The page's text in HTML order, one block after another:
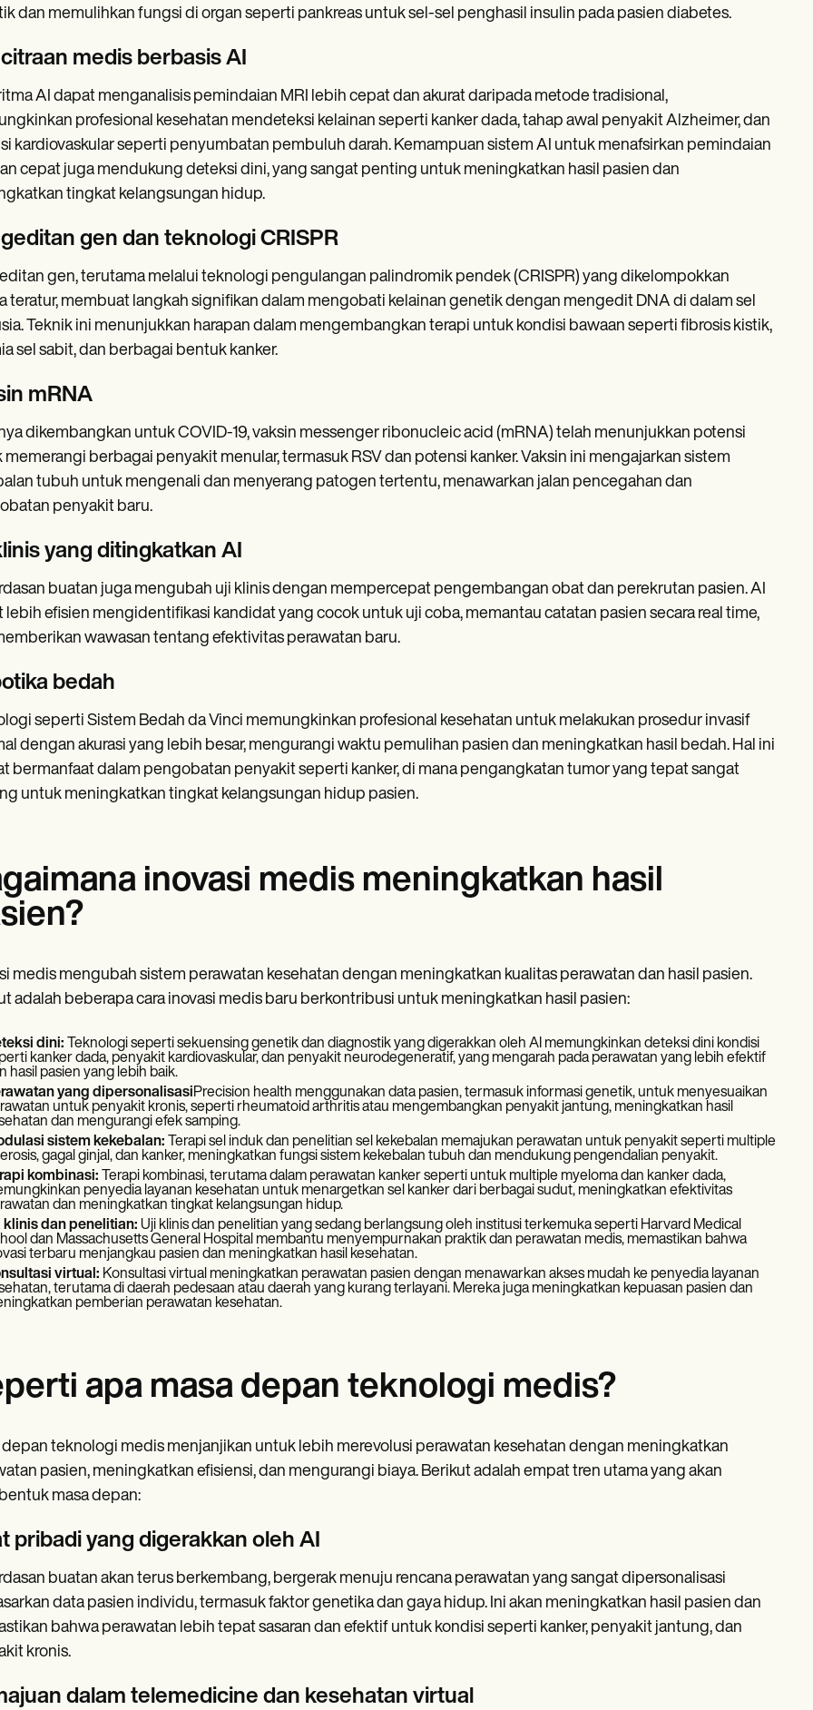
dan memulihkan fungsi di organ seperti pankreas untuk sel-sel penghasil insulin pada pasien diabetes.
medis berbasis AI
AI dapat menganalisis pemindaian MRI lebih cepat dan akurat daripada metode tradisional,
profesional kesehatan mendeteksi kelainan seperti kanker dada, tahap awal penyakit Alzheimer, dan
kardiovaskular seperti penyumbatan pembuluh darah. Kemampuan sistem AI untuk menafsirkan pemindaian
cepat juga mendukung deteksi dini, yang sangat penting untuk meningkatkan hasil pasien dan
tingkat kelangsungan hidup.
gen dan teknologi CRISPR
gen, terutama melalui teknologi pengulangan palindromik pendek (CRISPR) yang dikelompokkan
teratur, membuat langkah signifikan dalam mengobati kelainan genetik dengan mengedit DNA di dalam sel
Teknik ini menunjukkan harapan dalam mengembangkan terapi untuk kondisi bawaan seperti fibrosis kistik,
sel sabit, dan berbagai bentuk kanker.
mRNA
dikembangkan untuk COVID-19, vaksin messenger ribonucleic acid (mRNA) telah menunjukkan potensi
memerangi berbagai penyakit menular, termasuk RSV dan potensi kanker. Vaksin ini mengajarkan sistem
tubuh untuk mengenali dan menyerang patogen tertentu, menawarkan jalan pencegahan dan
penyakit baru.
yang ditingkatkan AI
buatan juga mengubah uji klinis dengan mempercepat pengembangan obat dan perekrutan pasien. AI
lebih efisien mengidentifikasi kandidat yang cocok untuk uji coba, memantau catatan pasien secara real time,
wawasan tentang efektivitas perawatan baru.
bedah
seperti Sistem Bedah da Vinci memungkinkan profesional kesehatan untuk melakukan prosedur invasif
dengan akurasi yang lebih besar, mengurangi waktu pemulihan pasien dan meningkatkan hasil bedah. Hal ini
bermanfaat dalam pengobatan penyakit seperti kanker, di mana pengangkatan tumor yang tepat sangat
untuk meningkatkan tingkat kelangsungan hidup pasien.
inovasi medis meningkatkan hasil
medis mengubah sistem perawatan kesehatan dengan meningkatkan kualitas perawatan dan hasil pasien.
adalah beberapa cara inovasi medis baru berkontribusi untuk meningkatkan hasil pasien:
dini: Teknologi seperti sekuensing genetik dan diagnostik yang digerakkan oleh AI memungkinkan deteksi dini kondisi
kanker dada, penyakit kardiovaskular, dan penyakit neurodegeneratif, yang mengarah pada perawatan yang lebih efektif
hasil pasien yang lebih baik.
yang dipersonalisasiPrecision health menggunakan data pasien, termasuk informasi genetik, untuk menyesuaikan
untuk penyakit kronis, seperti rheumatoid arthritis atau mengembangkan penyakit jantung, meningkatkan hasil
dan mengurangi efek samping.
sistem kekebalan:
Terapi sel induk dan penelitian sel kekebalan memajukan perawatan untuk penyakit seperti multiple
gagal ginjal, dan kanker, meningkatkan fungsi sistem kekebalan tubuh dan mendukung pengendalian penyakit.
kombinasi:
Terapi kombinasi, terutama dalam perawatan kanker seperti untuk multiple myeloma dan kanker dada,
penyedia layanan kesehatan untuk menargetkan sel kanker dari berbagai sudut, meningkatkan efektivitas
dan meningkatkan tingkat kelangsungan hidup.
klinis dan penelitian: Uji klinis dan penelitian yang sedang berlangsung oleh institusi terkemuka seperti Harvard Medical
dan Massachusetts General Hospital membantu menyempurnakan praktik dan perawatan medis, memastikan bahwa
terbaru menjangkau pasien dan meningkatkan hasil kesehatan.
virtual: Konsultasi virtual meningkatkan perawatan pasien dengan menawarkan akses mudah ke penyedia layanan
terutama di daerah pedesaan atau daerah yang kurang terlayani. Mereka juga meningkatkan kepuasan pasien dan
pemberian perawatan kesehatan.
apa masa depan teknologi medis?
depan teknologi medis menjanjikan untuk lebih merevolusi perawatan kesehatan dengan meningkatkan
pasien, meningkatkan efisiensi, dan mengurangi biaya. Berikut adalah empat tren utama yang akan
masa depan:
pribadi yang digerakkan oleh AI
buatan akan terus berkembang, bergerak menuju rencana perawatan yang sangat dipersonalisasi
data pasien individu, termasuk faktor genetika dan gaya hidup. Ini akan meningkatkan hasil pasien dan
bahwa perawatan lebih tepat sasaran dan efektif untuk kondisi seperti kanker, penyakit jantung, dan
kronis.
dalam telemedicine dan kesehatan virtual